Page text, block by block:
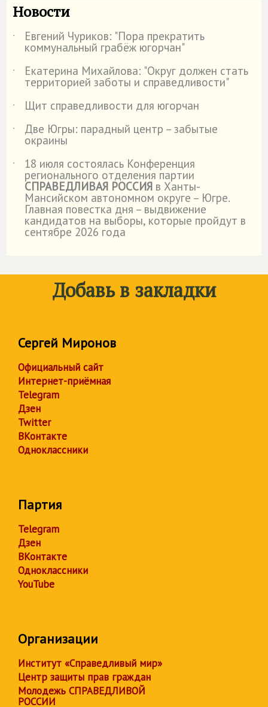
Новости
˙ Евгений Чуриков: "Пора прекратить
коммунальный грабёж югорчан"
˙
Екатерина Михайлова: "Округ должен стать
территорией заботы и справедливости"
˙
Щит справедливости для югорчан
˙
Две Югры: парадный центр – забытые
окраины
˙
18 июля состоялась Конференция
регионального отделения партии
СПРАВЕДЛИВАЯ РОССИЯ в Ханты-
Мансийском автономном округе – Югре.
Главная повестка дня – выдвижение
кандидатов на выборы, которые пройдут в
сентябре 2026 года
Добавь в закладки
Сергей Миронов
Официальный сайт
Интернет-приёмная
Telegram
Дзен
Twitter
ВКонтакте
Одноклассники
Партия
Telegram
Дзен
ВКонтакте
Одноклассники
YouTube
Организации
Институт «Справедливый мир»
Центр защиты прав граждан
Молодежь СПРАВЕДЛИВОЙ
РОССИИ